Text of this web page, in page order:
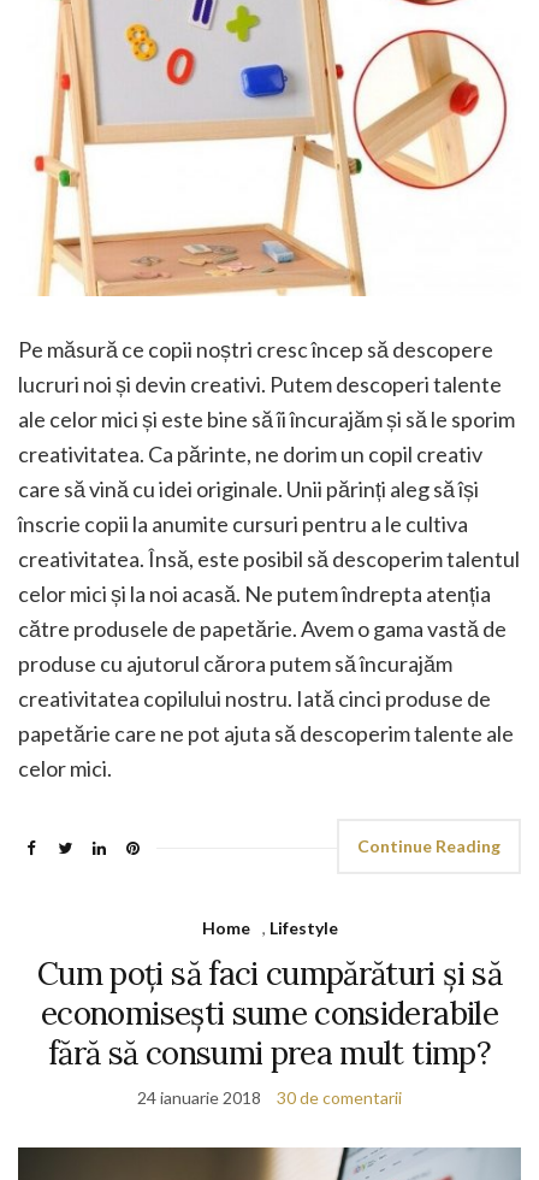
Pe măsură ce copii noștri cresc încep să descopere
lucruri noi și devin creativi. Putem descoperi talente
ale celor mici și este bine să îi încurajăm și să le sporim
creativitatea. Ca părinte, ne dorim un copil creativ
care să vină cu idei originale. Unii părinți aleg să își
înscrie copii la anumite cursuri pentru a le cultiva
creativitatea. Însă, este posibil să descoperim talentul
celor mici și la noi acasă. Ne putem îndrepta atenția
către produsele de papetărie. Avem o gama vastă de
produse cu ajutorul cărora putem să încurajăm
creativitatea copilului nostru. Iată cinci produse de
papetărie care ne pot ajuta să descoperim talente ale
celor mici.
Continue Reading
Home , Lifestyle
Cum poți să faci cumpărături și să
economisești sume considerabile
fără să consumi prea mult timp?
24 ianuarie 2018 30 de comentarii